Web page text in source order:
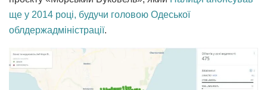
ще у 2014 році, будучи головою Одеської
облдержадміністрації.